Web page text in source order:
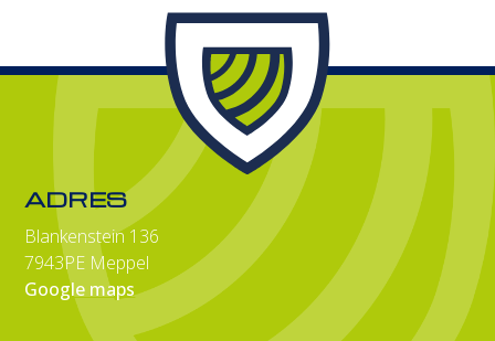
ADRES
Blankenstein 136
7943PE Meppel
Google maps